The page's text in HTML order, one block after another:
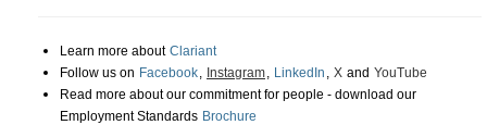
Learn more about Clariant
Follow us on Facebook, Instagram, LinkedIn , X and YouTube
Read more about our commitment for people - download our
Employment Standards Brochure